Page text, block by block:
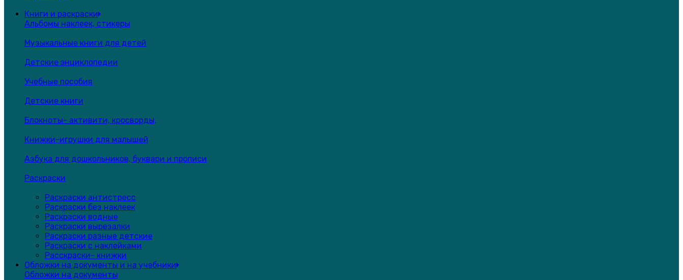
Книги и раскраски
Альбомы наклеек, стикеры
Музыкальные книги для детей
Детские энциклопедии
Учебные пособия
Детские книги
Блокноты- активити, кросворды,
Книжки-игрушки для малышей
Азбука для дошкольников, буквари и прописи
Раскраски
Раскраски антистресс
Раскраски без наклеек
Раскраски водные
Раскраски вырезалки
Раскраски разные детские
Раскраски с наклейками
Расскраски- книжки
Обложки на документы и на учебники
Обложки на документы